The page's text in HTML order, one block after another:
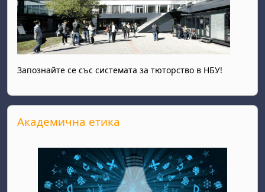
Запознайте се със системата за тюторство в НБУ!
Прескочи Академична етика
Академична етика